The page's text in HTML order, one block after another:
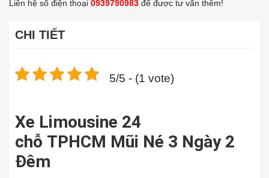
Liên hệ số điện thoại 0939790983 để được tư vấn thêm!
CHI TIẾT
5/5 - (1 vote)
Xe Limousine 24
chỗ TPHCM Mũi Né 3 Ngày 2
Đêm